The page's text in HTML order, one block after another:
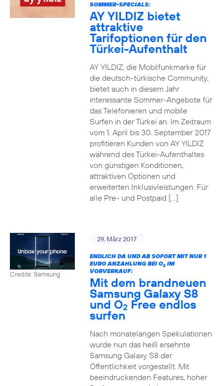
SOMMER-SPECIALS:
AY YILDIZ bietet
attraktive
Tarifoptionen für den
Türkei-Aufenthalt
AY YILDIZ, die Mobilfunkmarke für
die deutsch-türkische Community,
bietet auch in diesem Jahr
interessante Sommer-Angebote für
das Telefonieren und mobile
Surfen in der Türkei an. Im Zeitraum
vom 1. April bis 30. September 2017
profitieren Kunden von AY YILDIZ
während des Türkei-Aufenthaltes
von günstigen Konditionen,
attraktiven Optionen und
erweiterten Inklusivleistungen. Für
alle Pre- und Postpaid […]
Credits: Samsung
29. März 2017
ENDLICH DA UND AB SOFORT MIT NUR 1
EURO ANZAHLUNG BEI O2IM
VORVERKAUF:
Mit dem brandneuen
Samsung Galaxy S8
und O2 Free endlos
surfen
Nach monatelangen Spekulationen
wurde nun das heiß ersehnte
Samsung Galaxy S8 der
Öffentlichkeit vorgestellt. Mit
beeindruckenden Features, hoher